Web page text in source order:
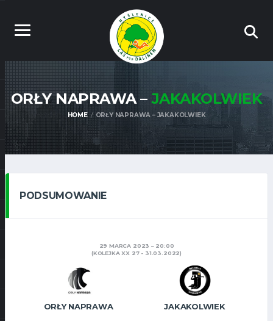
ORŁY NAPRAWA –JAKAKOLWIEK
HOME ORŁY NAPRAWA – JAKAKOLWIEK
PODSUMOWANIE
29 MARCA 2023
20:00
(KOLEJKA XX 27 - 31.03.2022)
ORŁY NAPRAWA JAKAKOLWIEK